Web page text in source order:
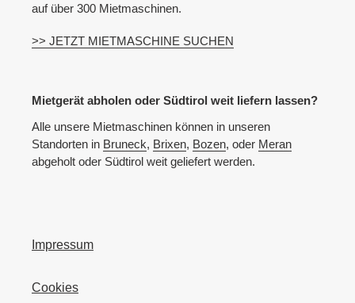
auf über 300 Mietmaschinen.
>> JETZT MIETMASCHINE SUCHEN
Mietgerät abholen oder Südtirol weit liefern lassen?
Alle unsere Mietmaschinen können in unseren
Standorten in Bruneck, Brixen, Bozen, oder Meran
abgeholt oder Südtirol weit geliefert werden.
Impressum
Cookies